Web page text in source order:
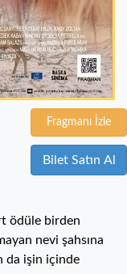
Fragmanı İzle
Bilet Satın Al
ödüle birden
nevi şahsına
da işin içinde